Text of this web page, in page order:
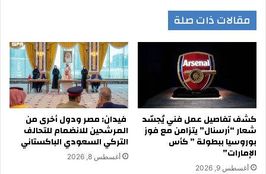
مقالات ذات صلة
كشف تفاصيل عمل فني يُجسّد
شعار “أرسنال” يتزامن مع فوز
بوروسيا ببطولة ” كأس
الإمارات”
أغسطس 9, 2026
فيدان: مصر ودول أخرى من
المرشحين للانضمام للتحالف
التركي السعودي الباكستاني
أغسطس 8, 2026